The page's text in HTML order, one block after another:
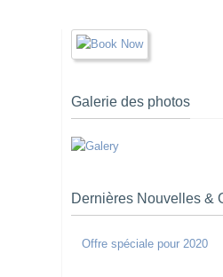
Galerie des photos
Dernières Nouvelles &
Offre spéciale pour 2020